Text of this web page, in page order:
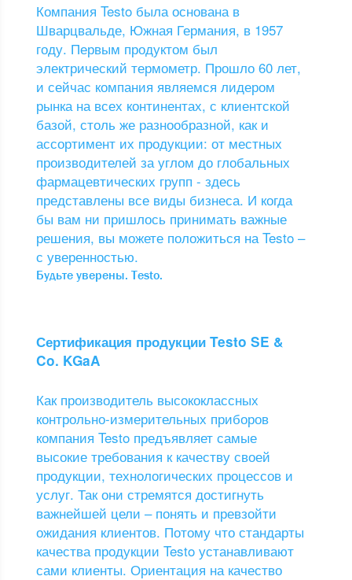
Компания Testo была основана в
Шварцвальде, Южная Германия, в 1957
году. Первым продуктом был
электрический термометр. Прошло 60 лет,
и сейчас компания являемся лидером
рынка на всех континентах, с клиентской
базой, столь же разнообразной, как и
ассортимент их продукции: от местных
производителей за углом до глобальных
фармацевтических групп - здесь
представлены все виды бизнеса. И когда
бы вам ни пришлось принимать важные
решения, вы можете положиться на Testo –
с уверенностью.
Будьте уверены. Testo.
Сертификация продукции Testo SE &
Co. KGaA
Как производитель высококлассных
контрольно-измерительных приборов
компания Testo предъявляет самые
высокие требования к качеству своей
продукции, технологических процессов и
услуг. Так они стремятся достигнуть
важнейшей цели – понять и превзойти
ожидания клиентов. Потому что стандарты
качества продукции Testo устанавливают
сами клиенты. Ориентация на качество